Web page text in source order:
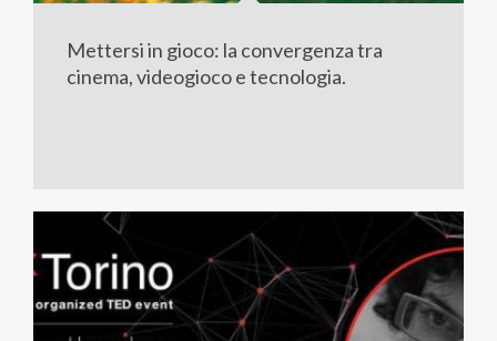
Mettersi in gioco: la convergenza tra
cinema, videogioco e tecnologia.